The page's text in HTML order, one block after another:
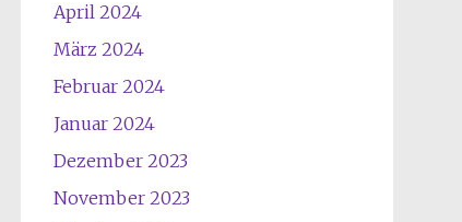
April 2024
März 2024
Februar 2024
Januar 2024
Dezember 2023
November 2023